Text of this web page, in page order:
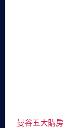
曼谷五大購